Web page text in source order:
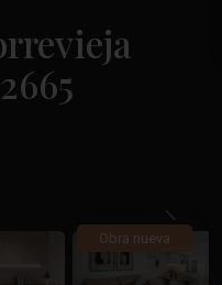
Obra nueva